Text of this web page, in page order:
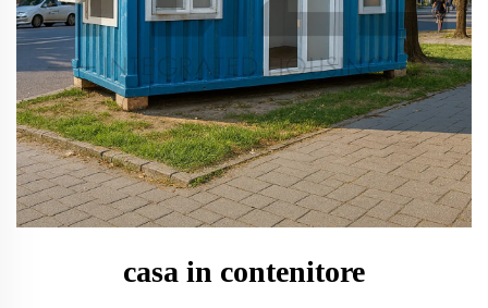
casa in contenitore